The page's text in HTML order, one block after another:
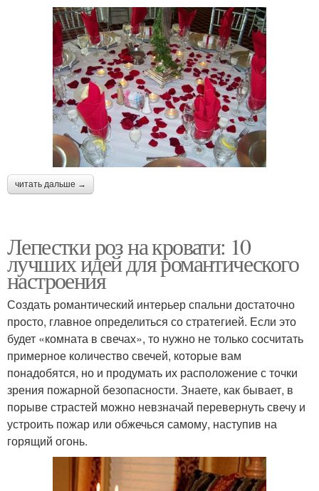
читать дальше →
Лепестки роз на кровати: 10
лучших идей для романтического
настроения
Создать романтический интерьер спальни достаточно
просто, главное определиться со стратегией. Если это
будет «комната в свечах», то нужно не только сосчитать
примерное количество свечей, которые вам
понадобятся, но и продумать их расположение с точки
зрения пожарной безопасности. Знаете, как бывает, в
порыве страстей можно невзначай перевернуть свечу и
устроить пожар или обжечься самому, наступив на
горящий огонь.